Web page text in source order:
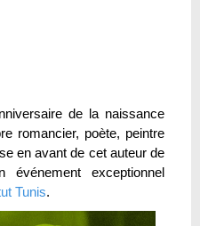
de la naissance
romancier, poète, peintre
en avant de cet auteur de
exceptionnel
Tunis.